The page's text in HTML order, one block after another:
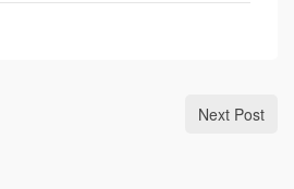
Next Post